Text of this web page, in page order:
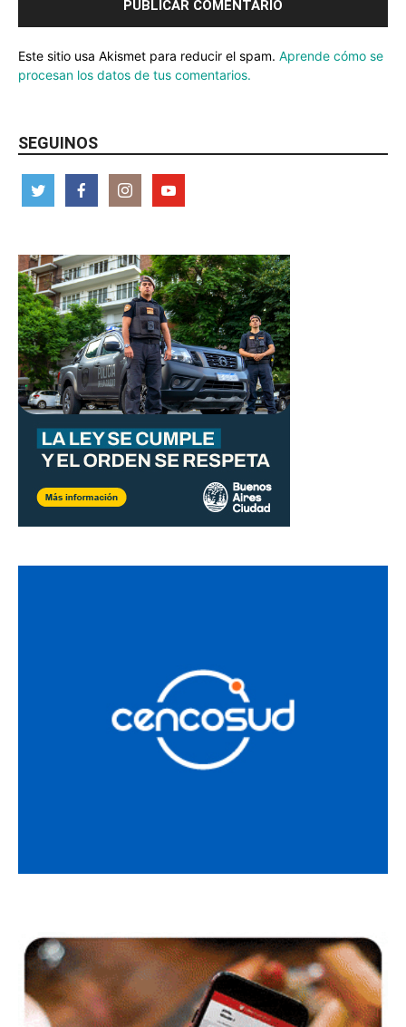
Este sitio usa Akismet para reducir el spam. Aprende cómo se
procesan los datos de tus comentarios.
SEGUINOS